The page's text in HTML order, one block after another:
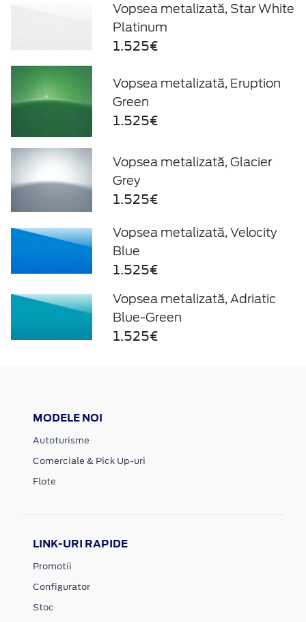
Vopsea metalizată, Star White
Platinum
1.525€
Vopsea metalizată, Eruption
Green
1.525€
Vopsea metalizată, Glacier
Grey
1.525€
Vopsea metalizată, Velocity
Blue
1.525€
Vopsea metalizată, Adriatic
Blue-Green
1.525€
MODELE NOI
Autoturisme
Comerciale & Pick Up-uri
Flote
LINK-URI RAPIDE
Promotii
Configurator
Stoc